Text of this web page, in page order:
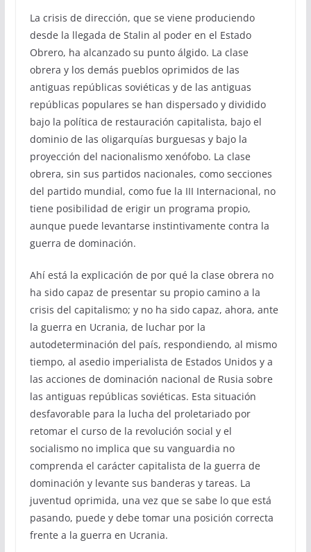
La crisis de dirección, que se viene produciendo
desde la llegada de Stalin al poder en el Estado
Obrero, ha alcanzado su punto álgido. La clase
obrera y los demás pueblos oprimidos de las
antiguas repúblicas soviéticas y de las antiguas
repúblicas populares se han dispersado y dividido
bajo la política de restauración capitalista, bajo el
dominio de las oligarquías burguesas y bajo la
proyección del nacionalismo xenófobo. La clase
obrera, sin sus partidos nacionales, como secciones
del partido mundial, como fue la III Internacional, no
tiene posibilidad de erigir un programa propio,
aunque puede levantarse instintivamente contra la
guerra de dominación.
Ahí está la explicación de por qué la clase obrera no
ha sido capaz de presentar su propio camino a la
crisis del capitalismo; y no ha sido capaz, ahora, ante
la guerra en Ucrania, de luchar por la
autodeterminación del país, respondiendo, al mismo
tiempo, al asedio imperialista de Estados Unidos y a
las acciones de dominación nacional de Rusia sobre
las antiguas repúblicas soviéticas. Esta situación
desfavorable para la lucha del proletariado por
retomar el curso de la revolución social y el
socialismo no implica que su vanguardia no
comprenda el carácter capitalista de la guerra de
dominación y levante sus banderas y tareas. La
juventud oprimida, una vez que se sabe lo que está
pasando, puede y debe tomar una posición correcta
frente a la guerra en Ucrania.